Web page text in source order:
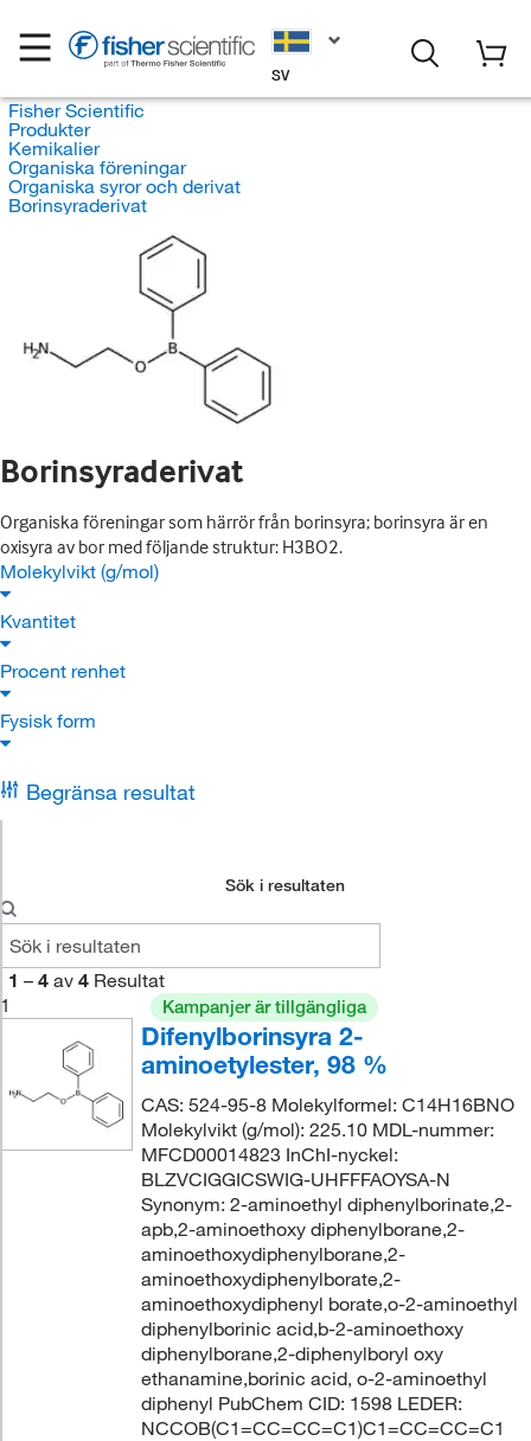
SV
Fisher Scientific
Produkter
Kemikalier
Organiska föreningar
Organiska syror och derivat
Borinsyraderivat
Borinsyraderivat
Organiska föreningar som härrör från borinsyra; borinsyra är en
oxisyra av bor med följande struktur: H3BO2.
Molekylvikt (g/mol)
Kvantitet
Procent renhet
Fysisk form
Begränsa resultat
Sök i resultaten
1 – 4 av 4 Resultat
1
Kampanjer är tillgängliga
Difenylborinsyra 2-
aminoetylester, 98 %
CAS: 524-95-8 Molekylformel: C14H16BNO
Molekylvikt (g/mol): 225.10 MDL-nummer:
MFCD00014823 InChI-nyckel:
BLZVCIGGICSWIG-UHFFFAOYSA-N
Synonym: 2-aminoethyl diphenylborinate,2-
apb,2-aminoethoxy diphenylborane,2-
aminoethoxydiphenylborane,2-
aminoethoxydiphenylborate,2-
aminoethoxydiphenyl borate,o-2-aminoethyl
diphenylborinic acid,b-2-aminoethoxy
diphenylborane,2-diphenylboryl oxy
ethanamine,borinic acid, o-2-aminoethyl
diphenyl PubChem CID: 1598 LEDER:
NCCOB(C1=CC=CC=C1)C1=CC=CC=C1